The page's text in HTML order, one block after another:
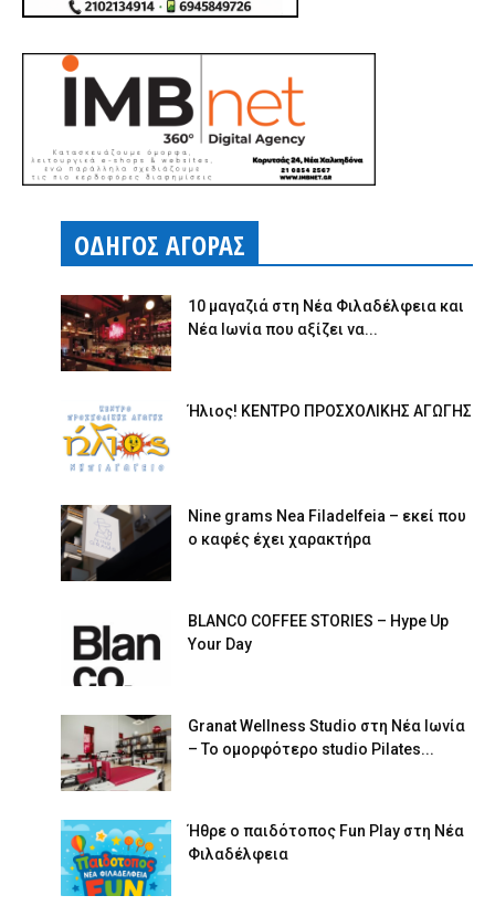
ΟΔΗΓΟΣ ΑΓΟΡΑΣ
10 μαγαζιά στη Νέα Φιλαδέλφεια και
Νέα Ιωνία που αξίζει να...
Ήλιος! ΚΕΝΤΡΟ ΠΡΟΣΧΟΛΙΚΗΣ ΑΓΩΓΗΣ
Nine grams Nea Filadelfeia – εκεί που
ο καφές έχει χαρακτήρα
BLANCO COFFEE STORIES – Hype Up
Your Day
Granat Wellness Studio στη Νέα Ιωνία
– Το ομορφότερο studio Pilates...
Ήθρε ο παιδότοπος Fun Play στη Νέα
Φιλαδέλφεια